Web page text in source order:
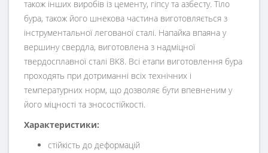
також інших виробів із цементу, гіпсу та азбесту. Тіло
бура, також його шнекова частина виготовляється з
інструментальної легованої сталі. Напайка впаяна у
вершину свердла, виготовлена з надміцної
твердосплавної сталі ВК8. Всі етапи виготовлення бура
проходять при дотриманні всіх технічних і
температурних норм, що дозволяє бути впевненим у
його міцності та зносостійкості.
Характеристики:
стійкість до деформацій